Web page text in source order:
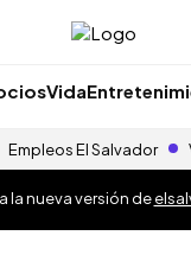
Vida
Empleos El Salvador
la nueva versión de